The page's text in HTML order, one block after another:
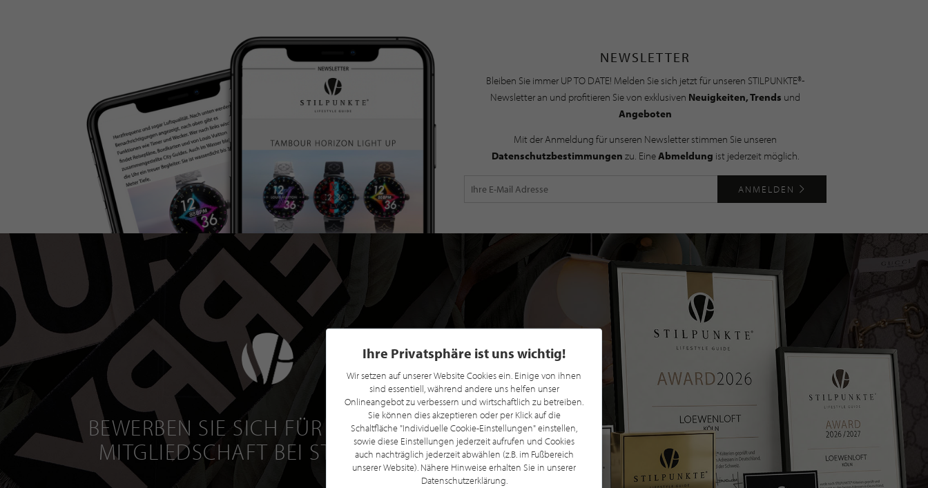
NEWSLETTER
Bleiben Sie immer UP TO DATE! Melden Sie sich jetzt für unseren STILPUNKTE®-
Newsletter an und profitieren Sie von exklusiven Neuigkeiten, Trends und
Angeboten
Mit der Anmeldung für unseren Newsletter stimmen Sie unseren
Datenschutzbestimmungen zu. EineAbmeldung ist jederzeit möglich.
ANMELDEN
BEWERBEN SIE SICH FÜR EINE GRATIS
MITGLIEDSCHAFT BEI STILPUNKTE®
Ihre Privatsphäre ist uns wichtig!
Wir setzen auf unserer Website Cookies ein. Einige von ihnen
sind essentiell, während andere uns helfen unser
Onlineangebot zu verbessern und wirtschaftlich zu betreiben.
Sie können dies akzeptieren oder per Klick auf die
Schaltfläche "Individuelle Cookie-Einstellungen" einstellen,
sowie diese Einstellungen jederzeit aufrufen und Cookies
auch nachträglich jederzeit abwählen (z.B. im Fußbereich
unserer Website). Nähere Hinweise erhalten Sie in unserer
Datenschutzerklärung.